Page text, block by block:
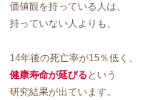
価値観を持っている人は、
持っていない人よりも、
14年後の死亡率が15％低く、
健康寿命が延びるという
研究結果が出ています。